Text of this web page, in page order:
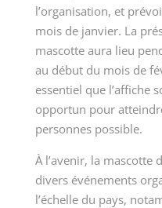
l’organisation, et
mois de janvier. La
mascotte aura lieu
au début du mois de
essentiel que l’affiche
opportun pour
personnes possible.
À l’avenir, la mascotte
divers événements
l’échelle du pays,